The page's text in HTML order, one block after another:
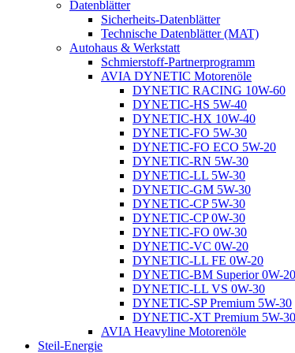
Datenblätter
Sicherheits-Datenblätter
Technische Datenblätter (MAT)
Autohaus & Werkstatt
Schmierstoff-Partnerprogramm
AVIA DYNETIC Motorenöle
DYNETIC RACING 10W-60
DYNETIC-HS 5W-40
DYNETIC-HX 10W-40
DYNETIC-FO 5W-30
DYNETIC-FO ECO 5W-20
DYNETIC-RN 5W-30
DYNETIC-LL 5W-30
DYNETIC-GM 5W-30
DYNETIC-CP 5W-30
DYNETIC-CP 0W-30
DYNETIC-FO 0W-30
DYNETIC-VC 0W-20
DYNETIC-LL FE 0W-20
DYNETIC-BM Superior 0W-20
DYNETIC-LL VS 0W-30
DYNETIC-SP Premium 5W-30
DYNETIC-XT Premium 5W-30
AVIA Heavyline Motorenöle
Steil-Energie